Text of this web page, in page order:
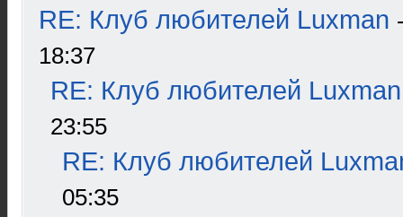
RE: Клуб любителей Luxman
18:37
RE: Клуб любителей Luxman
23:55
RE: Клуб любителей
05:35